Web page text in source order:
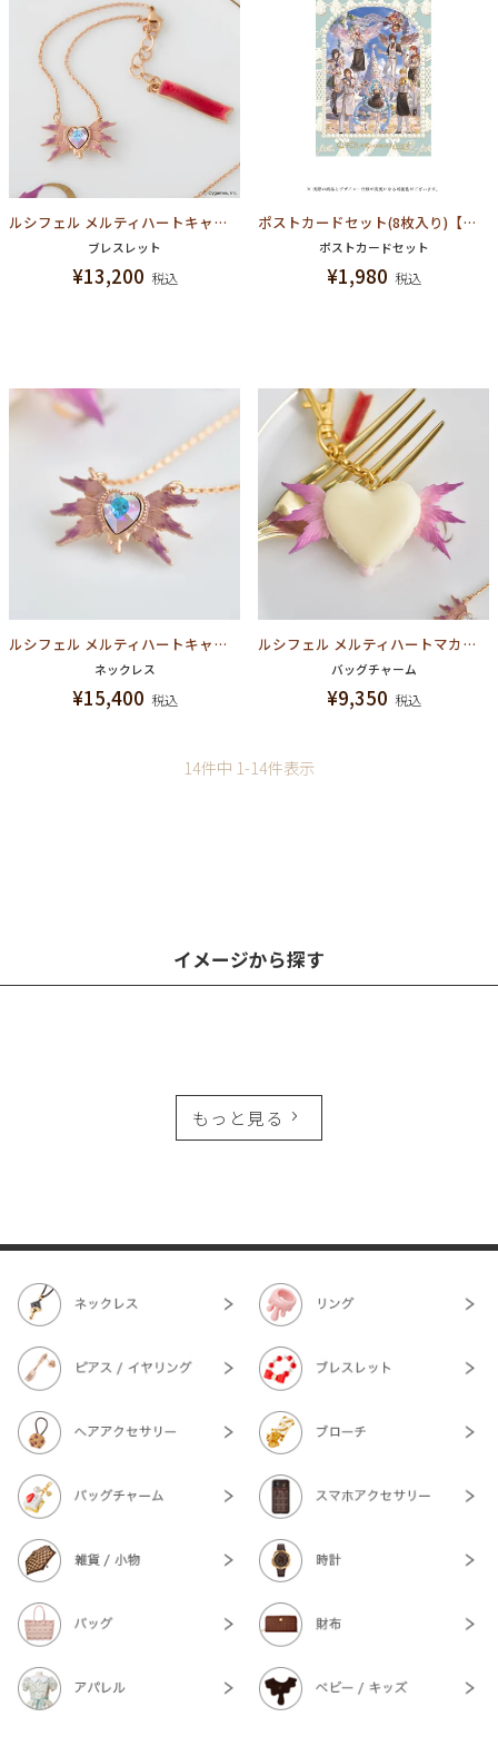
ルシフェル メルティハートキャンディ ブレスレット【グランブルーファンタジー コラボ】
ブレスレット
¥13,200 税込
ポストカードセット(8枚入り)【グランブルーファンタジー コラボ】
ポストカードセット
¥1,980 税込
ルシフェル メルティハートキャンディ ネックレス【グランブルーファンタジー コラボ】
ネックレス
¥15,400 税込
ルシフェル メルティハートマカロン バッグチャーム【グランブルーファンタジー コラボ】
バッグチャーム
¥9,350 税込
14件中 1-14件表示
イメージから探す
もっと見る